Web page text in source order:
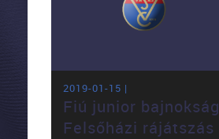
2019-01-15 |
Fiú junior bajnokság
Felsőházi rájátszás